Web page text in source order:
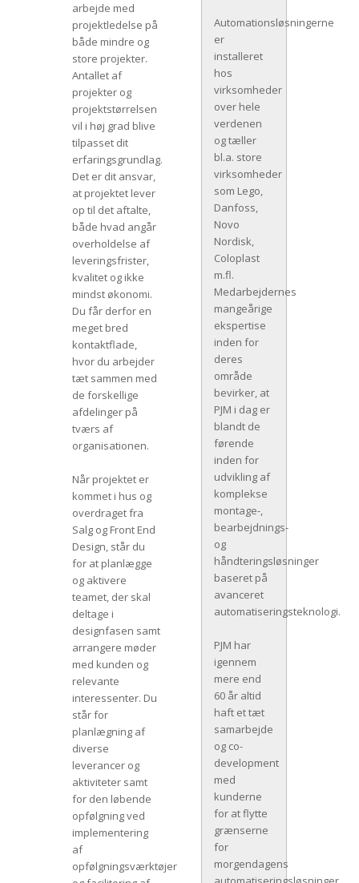
arbejde med
projektledelse på
både mindre og
store projekter.
Antallet af
projekter og
projektstørrelsen
vil i høj grad blive
tilpasset dit
erfaringsgrundlag.
Det er dit ansvar,
at projektet lever
op til det aftalte,
både hvad angår
overholdelse af
leveringsfrister,
kvalitet og ikke
mindst økonomi.
Du får derfor en
meget bred
kontaktflade,
hvor du arbejder
tæt sammen med
de forskellige
afdelinger på
tværs af
organisationen.
Når projektet er
kommet i hus og
overdraget fra
Salg og Front End
Design, står du
for at planlægge
og aktivere
teamet, der skal
deltage i
designfasen samt
arrangere møder
med kunden og
relevante
interessenter. Du
står for
planlægning af
diverse
leverancer og
aktiviteter samt
for den løbende
opfølgning ved
implementering
af
opfølgningsværktøjer
Automationsløsningerne
er
installeret
hos
virksomheder
over hele
verdenen
og tæller
bl.a. store
virksomheder
som Lego,
Danfoss,
Novo
Nordisk,
Coloplast
m.fl.
Medarbejdernes
mangeårige
ekspertise
inden for
deres
område
bevirker, at
PJM i dag er
blandt de
førende
inden for
udvikling af
komplekse
montage-,
bearbejdnings-
og
håndteringsløsninger
baseret på
avanceret
automatiseringsteknologi.
PJM har
igennem
mere end
60 år altid
haft et tæt
samarbejde
og co-
development
med
kunderne
for at flytte
grænserne
for
morgendagens